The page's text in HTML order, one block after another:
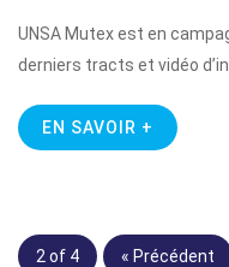
UNSA Mutex est en
derniers tracts et vidéo
EN SAVOIR +
2 of 4 « Précédent